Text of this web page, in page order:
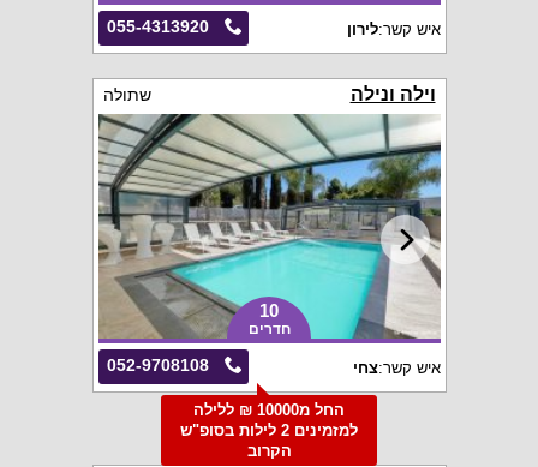
055-4313920 איש קשר:לירון
וילה ונילה שתולה
10
חדרים
052-9708108 איש קשר:צחי
החל מ10000 ₪ ללילה
למזמינים 2 לילות בסופ"ש
הקרוב